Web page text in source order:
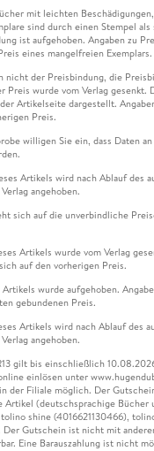
mit leichten
sind durch einen Stempel
ist aufgehoben. Angaben zu
eines mangelfreien Exemplars.
nicht der Preisbindung, die
Preis wurde vom Verlag
Artikelseite dargestellt.
Preis.
willigen Sie ein, dass Daten
Artikels wird nach Ablauf des
angehoben.
sich auf die unverbindliche
Artikels wurde vom Verlag
auf den vorherigen Preis.
wurde aufgehoben.
gebundenen Preis.
Artikels wird nach Ablauf des
angehoben.
gilt bis einschließlich
einlösen unter
der Filiale möglich. Der
Artikel (deutschsprachige Bücher
shine (4016621130466),
Der Gutschein ist nicht mit
Eine Barauszahlung ist nicht